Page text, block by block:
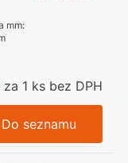
mm:
za 1 ks bez DPH
Do seznamu